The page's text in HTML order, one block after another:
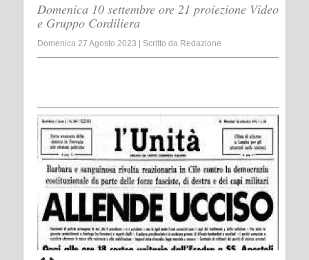
Domenica 10 settembre ore 21 proiezione Video
e Gruppo Cordiliera
Domenica 27 Agosto 2023 Scritto da Redazione